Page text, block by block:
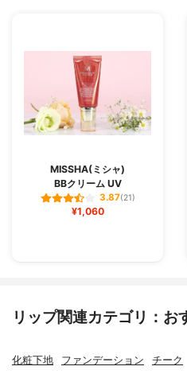
MISSHA(ミシャ)
BBクリーム UV
3.87(21)
¥1,060
リップ関連カテゴリ：お
化粧下地 ファンデーション チーク